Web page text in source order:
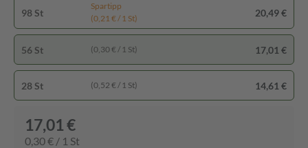
98 St
Spartipp
(0,21 € / 1 St)
20,49 €
56 St (0,30 € / 1 St) 17,01 €
28 St (0,52 € / 1 St) 14,61 €
17,01 €
0,30 € / 1 St